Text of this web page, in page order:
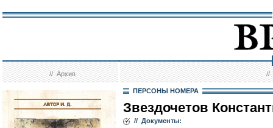
//Архив //
ПЕРСОНЫ НОМЕРА
Звездочетов
// Документы: